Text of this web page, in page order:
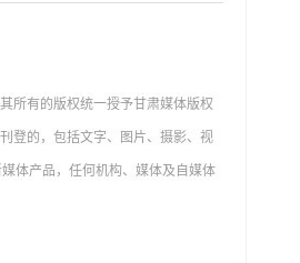
所有的版权统一授予甘肃媒体版权
登的，包括文字、图片、摄影、视
体产品，任何机构、媒体及自媒体